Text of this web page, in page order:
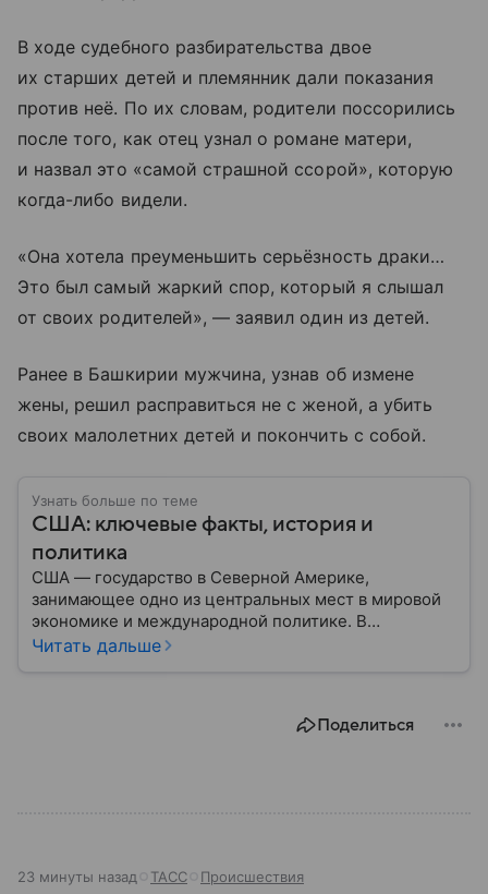
В ходе судебного разбирательства двое
их старших детей и племянник дали показания
против неё. По их словам, родители поссорились
после того, как отец узнал о романе матери,
и назвал это «самой страшной ссорой», которую
когда-либо видели.
«Она хотела преуменьшить серьёзность драки…
Это был самый жаркий спор, который я слышал
от своих родителей», — заявил один из детей.
Ранее в Башкирии мужчина, узнав об измене
жены, решил расправиться не с женой, а убить
своих малолетних детей и покончить с собой.
Узнать больше по теме
США: ключевые факты, история и
политика
США — государство в Северной Америке,
занимающее одно из центральных мест в мировой
экономике и международной политике. В
материале — основные сведения об этой стране.
Читать дальше
Поделиться
23 минуты назад ТАСС Происшествия